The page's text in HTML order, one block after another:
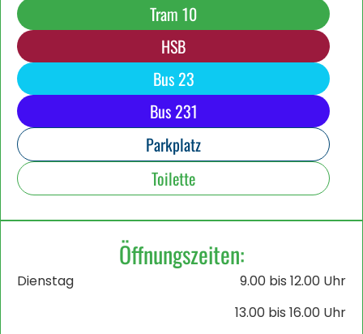
Tram 10
HSB
Bus 23
Bus 231
Parkplatz
Toilette
Öffnungszeiten:
Dienstag
9.00 bis 12.00 Uhr
13.00 bis 16.00 Uhr